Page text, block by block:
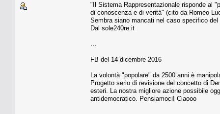
"Il Sistema Rappresentazionale risponde al
di conoscenza e di verità" (cito da Romeo
Sembra siano mancati nel caso specifico
Dal sole240re.it
FB del 14 dicembre 2016
La volontà "popolare" da 2500 anni è
Progetto serio di revisione del concetto di
esteri. La nostra migliore azione possibile
antidemocratico. Pensiamoci! Ciaooo